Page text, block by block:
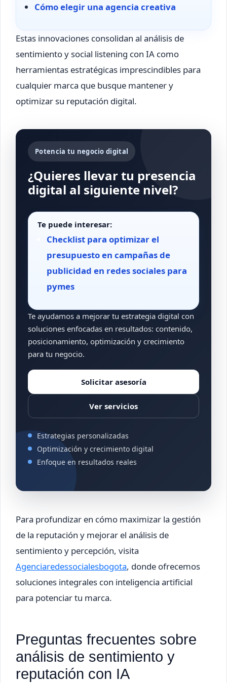
Cómo elegir una agencia creativa
Estas innovaciones consolidan al análisis de
sentimiento y social listening con IA como
herramientas estratégicas imprescindibles para
cualquier marca que busque mantener y
optimizar su reputación digital.
Potencia tu negocio digital
¿Quieres llevar tu presencia
digital al siguiente nivel?
Te puede interesar:
Checklist para optimizar el
presupuesto en campañas de
publicidad en redes sociales para
pymes
Te ayudamos a mejorar tu estrategia digital con
soluciones enfocadas en resultados: contenido,
posicionamiento, optimización y crecimiento
para tu negocio.
Solicitar asesoría
Ver servicios
Estrategias personalizadas
Optimización y crecimiento digital
Enfoque en resultados reales
Para profundizar en cómo maximizar la gestión
de la reputación y mejorar el análisis de
sentimiento y percepción, visita
Agenciaredessocialesbogota, donde ofrecemos
soluciones integrales con inteligencia artificial
para potenciar tu marca.
Preguntas frecuentes sobre
análisis de sentimiento y
reputación con IA